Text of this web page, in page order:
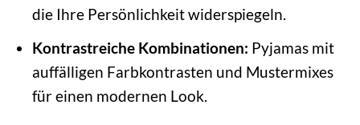
die Ihre Persönlichkeit widerspiegeln.
Kontrastreiche Kombinationen: Pyjamas mit
auffälligen Farbkontrasten und Mustermixes
für einen modernen Look.